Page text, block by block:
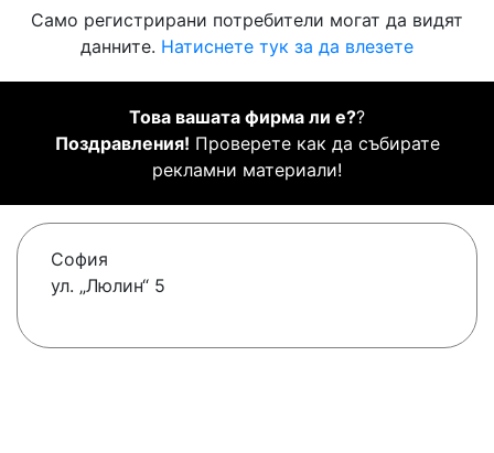
Само регистрирани потребители могат да видят
данните. Натиснете тук за да влезете
Това вашата фирма ли е??
Поздравления! Проверете как да събирате
рекламни материали!
София
ул. „Люлин“ 5